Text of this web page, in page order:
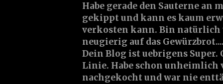
Habe gerade den Sauterne an
gekippt und kann es kaum
verkosten kann. Bin
neugierig auf das
Dein Blog ist uebrigens Super.
Linie. Habe schon unheimlich
nachgekocht und war nie